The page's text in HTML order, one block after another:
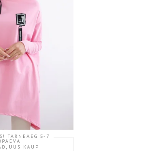
TARNEAEG 5-7
, UUS KAUP